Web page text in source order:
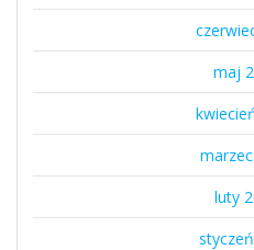
maj
luty